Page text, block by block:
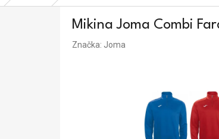
Mikina Joma Combi
Značka: Joma